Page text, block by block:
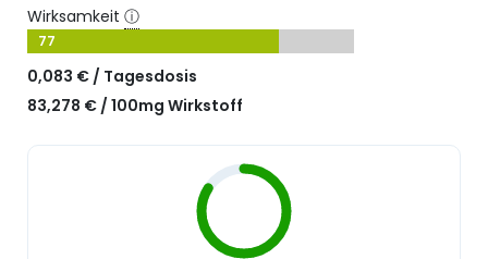
Wirksamkeit ⓘ
77
0,083 € / Tagesdosis
83,278 € / 100mg Wirkstoff